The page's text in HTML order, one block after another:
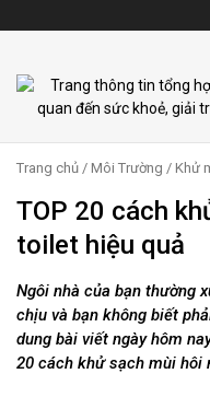
Trang chủ / Môi Trường / Khử
TOP 20 cách
toilet hiệu quả
Ngôi nhà của bạn thường
chịu và bạn không biết
dung bài viết ngày hôm
20 cách khử sạch mùi hôi